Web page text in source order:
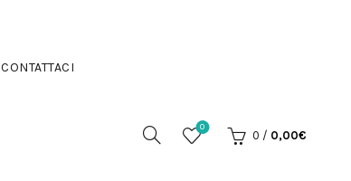
CONTATTACI
0
0 / 0,00€